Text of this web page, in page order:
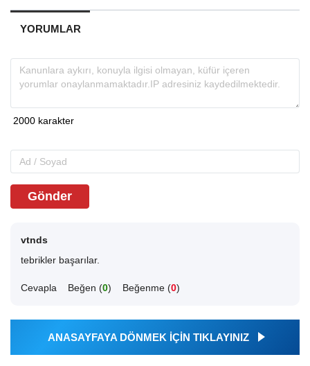
YORUMLAR
Gönder
vtnds
tebrikler başarılar.
Cevapla Beğen (0) Beğenme (0)
ANASAYFAYA DÖNMEK İÇİN TIKLAYINIZ